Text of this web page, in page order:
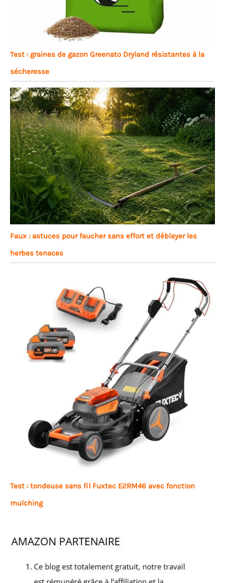
Test : graines de gazon Greenato Dryland résistantes à la
sécheresse
Faux : astuces pour faucher sans effort et déblayer les
herbes tenaces
Test : tondeuse sans fil Fuxtec E2RM46 avec fonction
mulching